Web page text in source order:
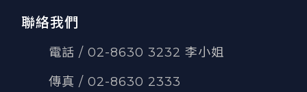
聯絡我們
電話 / 02-8630 3232 李小姐
傳真 / 02-8630 2333